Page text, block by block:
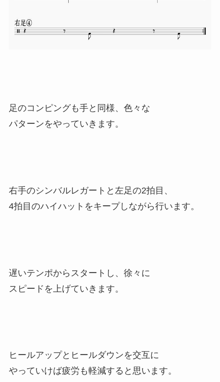
足のコンピングも手と同様、色々な
パターンをやっていきます。
右手のシンバルレガートと左足の2拍目、
4拍目のハイハットをキープしながら行います。
遅いテンポからスタートし、徐々に
スピードを上げていきます。
ヒールアップとヒールダウンを交互に
やっていけば疲労も軽減すると思います。